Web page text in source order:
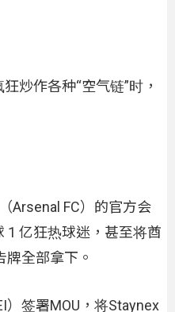
炒作各种“空气链”时，
Arsenal FC）的官方会
1 亿狂热球迷，甚至将酋
牌全部拿下。
）签署MOU，将Staynex